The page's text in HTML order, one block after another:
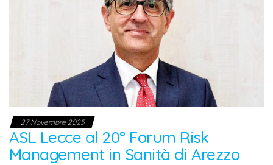
27 Novembre 2025
ASL Lecce al 20° Forum Risk
Management in Sanità di Arezzo